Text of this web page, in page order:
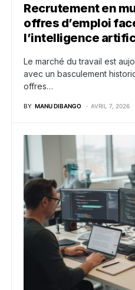
Recrutement en
offres d’emploi
l’intelligence
Le marché du travail est
avec un basculement
offres…
BY MANU DIBANGO AVRIL 7, 2026